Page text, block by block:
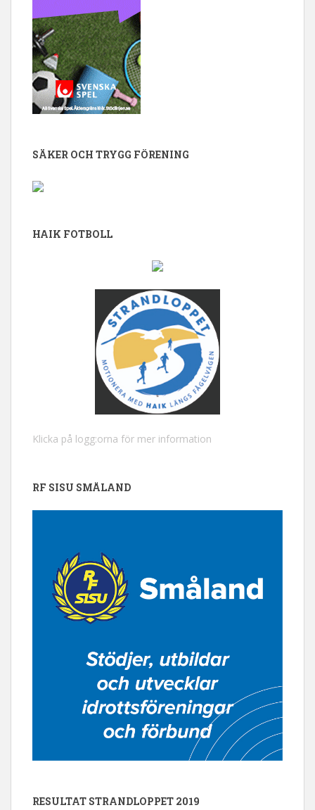
SÄKER OCH TRYGG FÖRENING
HAIK FOTBOLL
Klicka på logg:orna för mer information
RF SISU SMÅLAND
RESULTAT STRANDLOPPET 2019